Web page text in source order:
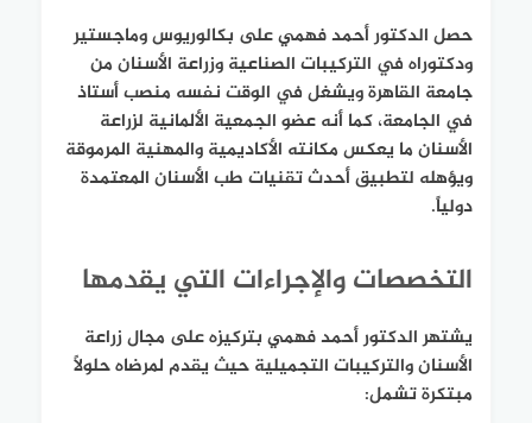
حصل الدكتور أحمد فهمي على بكالوريوس وماجستير
ودكتوراه في التركيبات الصناعية وزراعة الأسنان من
جامعة القاهرة ويشغل في الوقت نفسه منصب أستاذ
في الجامعة، كما أنه عضو الجمعية الألمانية لزراعة
الأسنان ما يعكس مكانته الأكاديمية والمهنية المرموقة
ويؤهله لتطبيق أحدث تقنيات طب الأسنان المعتمدة
دولياً.
التخصصات والإجراءات التي يقدمها
يشتهر الدكتور أحمد فهمي بتركيزه على مجال زراعة
الأسنان والتركيبات التجميلية حيث يقدم لمرضاه حلولاً
مبتكرة تشمل: